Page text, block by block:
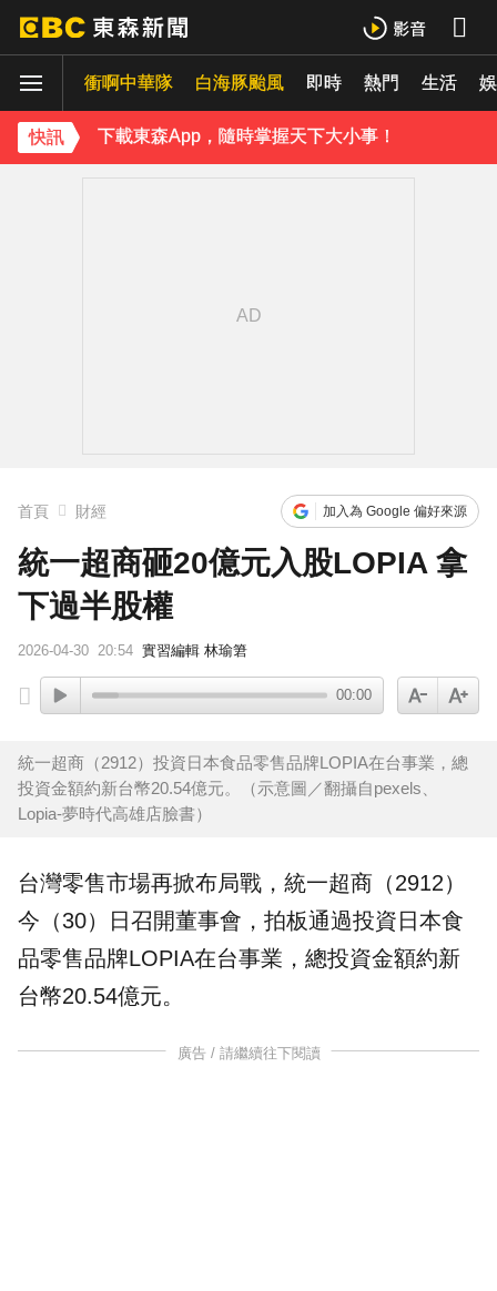
衝啊中華隊 白海豚颱風 即時 熱門 生活
快訊
ENHYPEN西村力站姐輕生亡！生前淚喊「本想再活久點」粉絲怒轟：別再差別對待
下載東森App，隨時掌握天下大小事！
首頁 財經 加入為 Google 偏好來源
統一超商砸20億元入股LOPIA 拿
下過半股權
2026-04-30 20:54 實習編輯 林瑜䇹
00:00
統一超商（2912）投資日本食品零售品牌LOPIA在台事業，總
投資金額約新台幣20.54億元。（示意圖／翻攝自pexels、
Lopia-夢時代高雄店臉書）
台灣零售市場再掀布局戰， 統一超商 （2912）
今（30）日召開董事會，拍板通過投資 日本食
品零售品牌LOPIA在台事業，總投資金額約新
台幣20.54億元。
廣告 / 請繼續往下閱讀